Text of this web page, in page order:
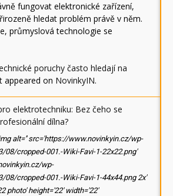
fungovat elektronické zařízení,
hledat problém právě v něm.
průmyslová technologie se
poruchy často hledají na
appeared on NovinkyIN.
elektrotechniku: Bez čeho se
dílna?
alt='' src='https://www.novinkyin.cz/wp-
cropped-001.-Wiki-Favi-1-22x22.png'
wp-
cropped-001.-Wiki-Favi-1-44x44.png 2x'
photo' height='22' width='22'